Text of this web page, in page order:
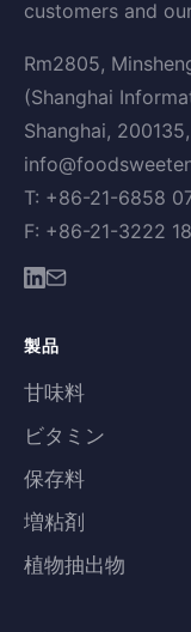
customers and
Rm2805,
(Shanghai
Shanghai,
T: +86-21-6858
F: +86-21-3222
製品
甘味料
ビタミン
保存料
増粘剤
植物抽出物